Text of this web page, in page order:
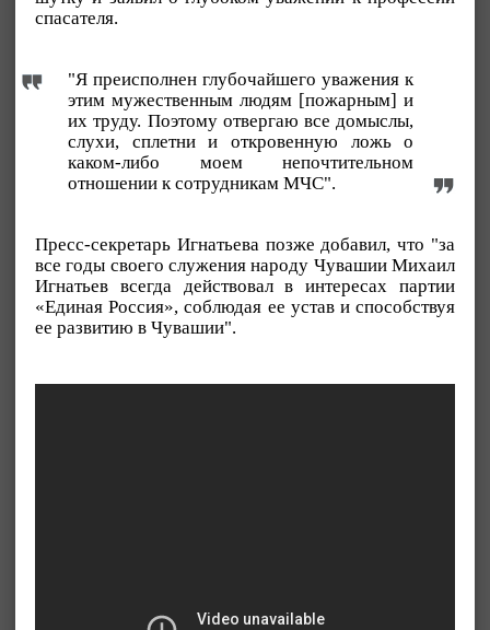
спасателя.
"Я преисполнен глубочайшего уважения к
этим мужественным людям [пожарным] и
их труду. Поэтому отвергаю все домыслы,
слухи, сплетни и откровенную ложь о
каком-либо моем непочтительном
отношении к сотрудникам МЧС".
Пресс-секретарь Игнатьева позже добавил, что "за
все годы своего служения народу Чувашии Михаил
Игнатьев всегда действовал в интересах партии
«Единая Россия», соблюдая ее устав и способствуя
ее развитию в Чувашии".